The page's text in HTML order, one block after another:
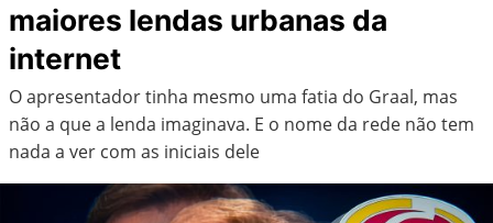
maiores lendas urbanas da
internet
O apresentador tinha mesmo uma fatia do Graal, mas
não a que a lenda imaginava. E o nome da rede não tem
nada a ver com as iniciais dele